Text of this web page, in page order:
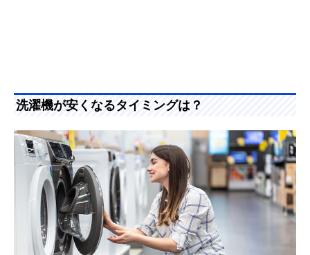
洗濯機が安くなるタイミングは？